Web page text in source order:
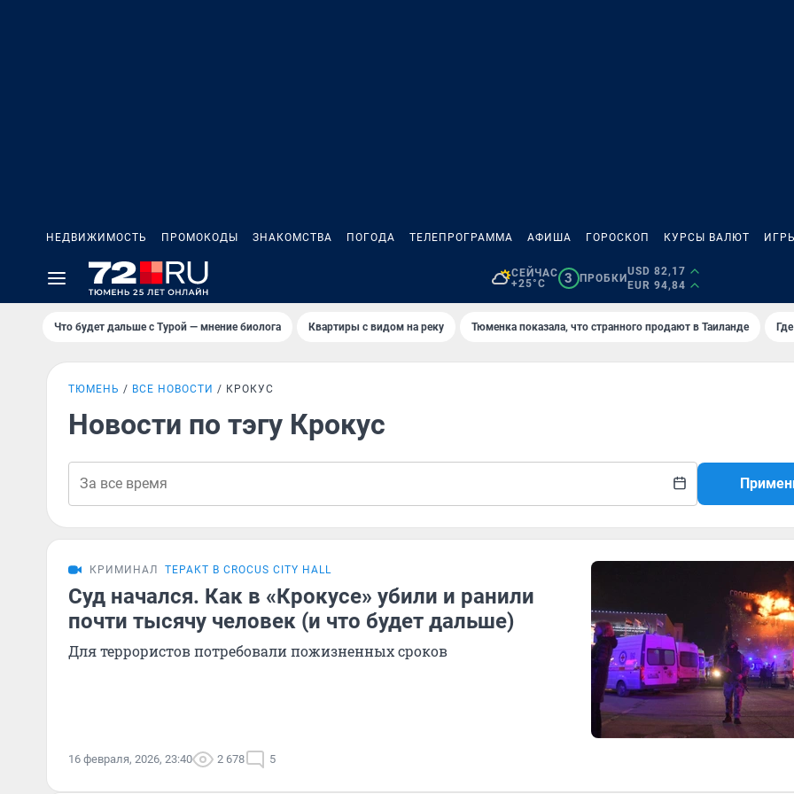
НЕДВИЖИМОСТЬ ПРОМОКОДЫ ЗНАКОМСТВА ПОГОДА ТЕЛЕПРОГРАММА АФИША ГОРОСКОП КУРСЫ ВАЛЮТ
СЕЙЧАС
+25°C
3 ПРОБКИ
USD 82,17
EUR 94,84
Что будет дальше с Турой — мнение биолога Квартиры с видом на реку Тюменка показала, что странного продают в Таиланде
ТЮМЕНЬ ВСЕ НОВОСТИ КРОКУС
Новости по тэгу Крокус
КРИМИНАЛ ТЕРАКТ В CROCUS CITY HALL
Суд начался. Как в «Крокусе» убили и ранили
почти тысячу человек (и что будет дальше)
Для террористов потребовали пожизненных сроков
16 февраля, 2026, 23:40 2 678 5